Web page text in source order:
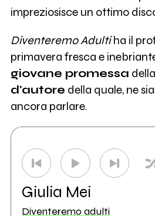
impreziosisce un ottimo
Diventeremo Adultiha il
primavera fresca e
giovane promessa della
d'autore della quale, ne
ancora parlare.
Giulia Mei
Diventeremo adulti